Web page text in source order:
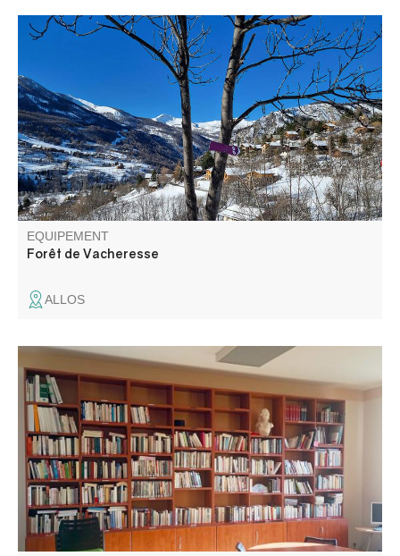
Vous emprunterez un chemin qui vous conduira jusqu'à la
Forêt de Vacheresse. Vous évoluerez en limite du coeur
du Parc national du Mercantour (espace naturel
réglementé).
EQUIPEMENT
Forêt de Vacheresse
ALLOS
Vous y trouverez un large choix de romans, bande
dessinées et livres documentaires.